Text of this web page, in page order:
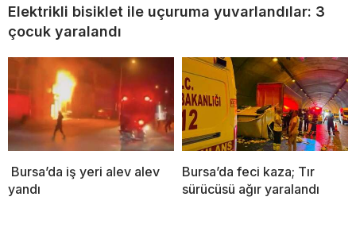
Elektrikli bisiklet ile uçuruma yuvarlandılar: 3
çocuk yaralandı
Bursa’da iş yeri alev alev
yandı
Bursa’da feci kaza; Tır
sürücüsü ağır yaralandı